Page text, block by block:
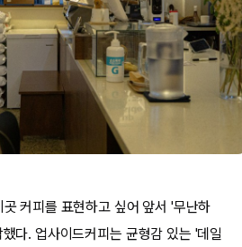
커피를 표현하고 싶어 앞서 '무난하
다. 업사이드커피는 균형감 있는 '데일